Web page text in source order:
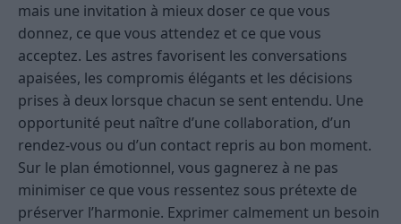
mais une invitation à mieux doser ce que vous
donnez, ce que vous attendez et ce que vous
acceptez. Les astres favorisent les conversations
apaisées, les compromis élégants et les décisions
prises à deux lorsque chacun se sent entendu. Une
opportunité peut naître d’une collaboration, d’un
rendez-vous ou d’un contact repris au bon moment.
Sur le plan émotionnel, vous gagnerez à ne pas
minimiser ce que vous ressentez sous prétexte de
préserver l’harmonie. Exprimer calmement un besoin